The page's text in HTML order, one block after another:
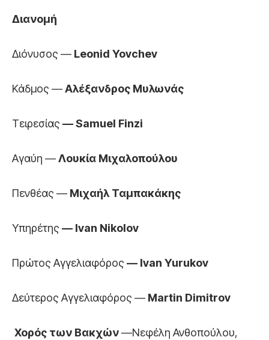
Διανομή
Διόνυσος — Leonid Yovchev
Κάδμος —Αλέξανδρος Μυλωνάς
Τειρεσίας — Samuel Finzi
Αγαύη —Λουκία Μιχαλοπούλου
Πενθέας — Mιχαήλ Ταμπακάκης
Υπηρέτης — Ivan Nikolov
Πρώτος Αγγελιαφόρος — Ivan Yurukov
Δεύτερος Αγγελιαφόρος — Martin Dimitrov
Χορός των Βακχών—Νεφέλη Ανθοπούλου,